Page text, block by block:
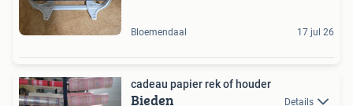
Bloemendaal 17 jul 26
cadeau papier rek of houder
Bieden Details